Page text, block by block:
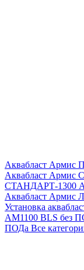
Аквабласт Армис
Аквабласт
СТАНДАРТ-1300
Аквабласт Армис
Установка
AM1100 BLS без
ПОДа Все